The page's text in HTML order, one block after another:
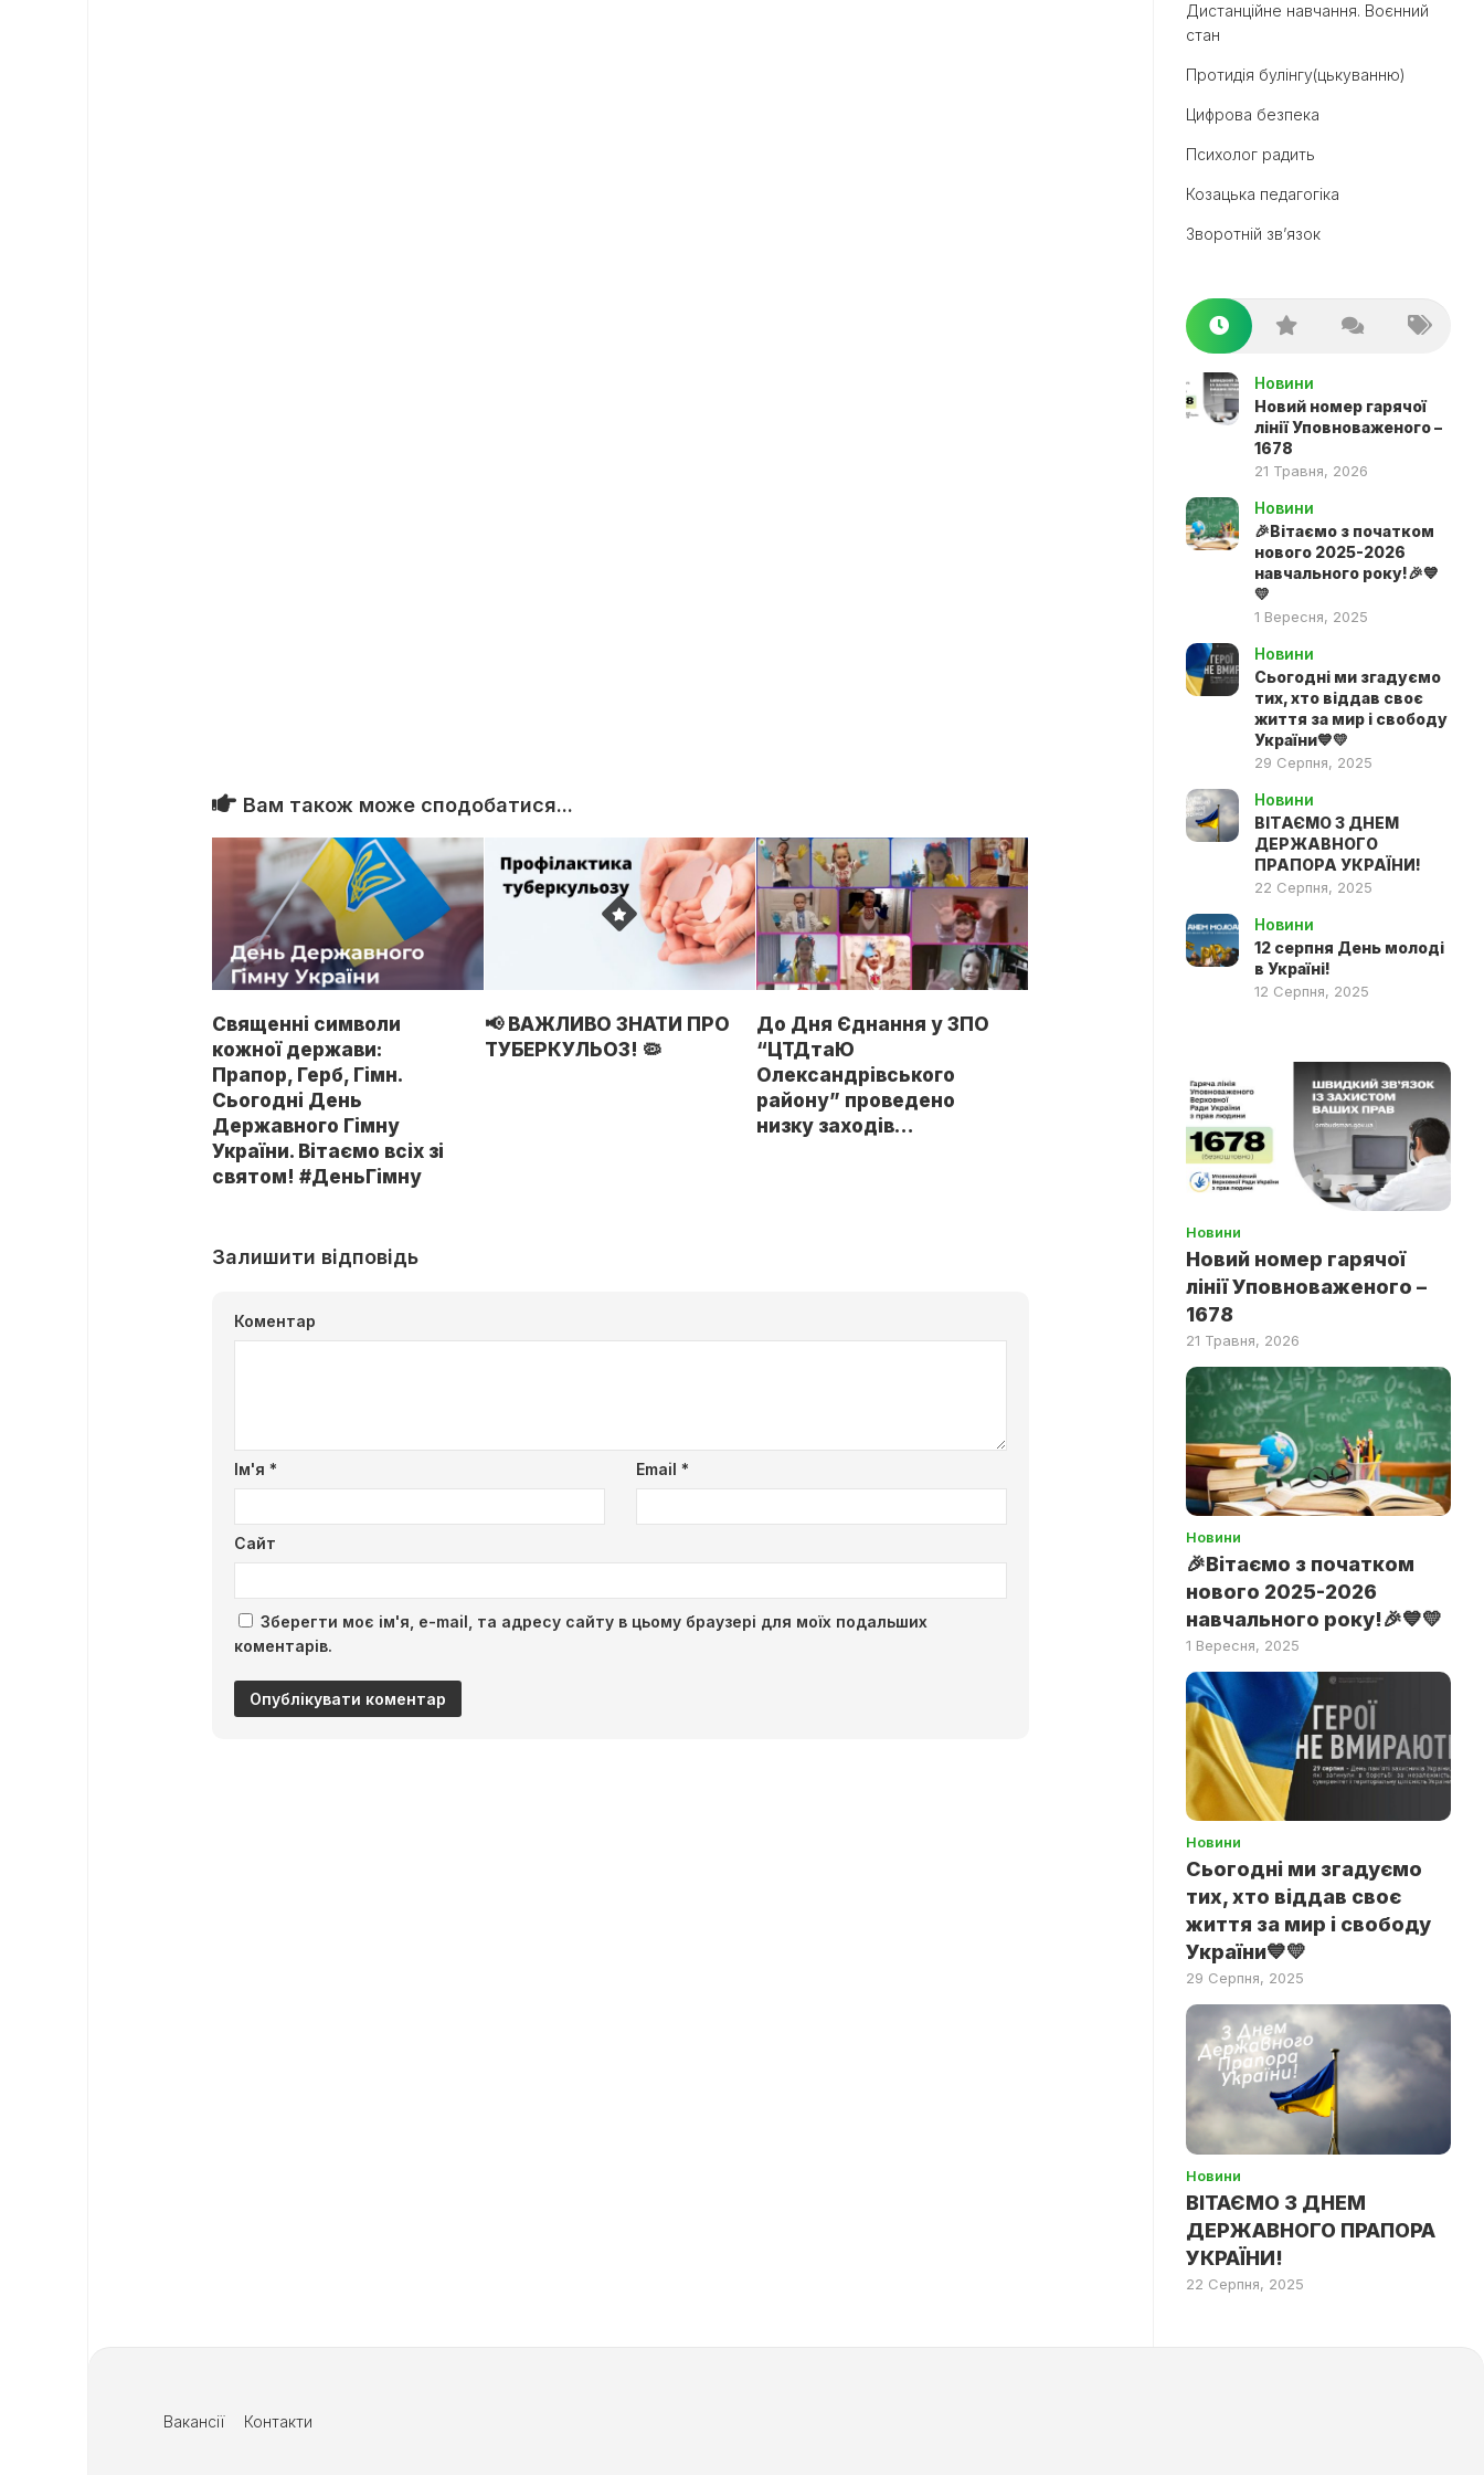
Вам також може сподобатися...
Священні символи
кожної держави:
Прапор, Герб, Гімн.
Сьогодні День
Державного Гімну
України. Вітаємо всіх зі
святом! #ДеньГімну
📢 ВАЖЛИВО ЗНАТИ ПРО
ТУБЕРКУЛЬОЗ! 🦠
До Дня Єднання у ЗПО
“ЦТДтаЮ
Олександрівського
району” проведено
низку заходів…
Залишити відповідь
Коментар
Ім'я * Email *
Сайт
Зберегти моє ім'я, e-mail, та адресу сайту в цьому браузері для моїх подальших
коментарів.
Дистанційне навчання. Воєнний
стан
Протидія булінгу(цькуванню)
Цифрова безпека
Психолог радить
Козацька педагогіка
Зворотній зв’язок
Новини
Новий номер гарячої
лінії Уповноваженого –
1678
21 Травня, 2026
Новини
🎉Вітаємо з початком
нового 2025-2026
навчального року!🎉💙
💛
1 Вересня, 2025
Новини
Сьогодні ми згадуємо
тих, хто віддав своє
життя за мир і свободу
України💙💛
29 Серпня, 2025
Новини
ВІТАЄМО З ДНЕМ
ДЕРЖАВНОГО
ПРАПОРА УКРАЇНИ!
22 Серпня, 2025
Новини
12 серпня День молоді
в Україні!
12 Серпня, 2025
Новини
Новий номер гарячої
лінії Уповноваженого –
1678
21 Травня, 2026
Новини
🎉Вітаємо з початком
нового 2025-2026
навчального року!🎉💙💛
1 Вересня, 2025
Новини
Сьогодні ми згадуємо
тих, хто віддав своє
життя за мир і свободу
України💙💛
29 Серпня, 2025
Новини
ВІТАЄМО З ДНЕМ
ДЕРЖАВНОГО ПРАПОРА
УКРАЇНИ!
22 Серпня, 2025
Вакансії Контакти